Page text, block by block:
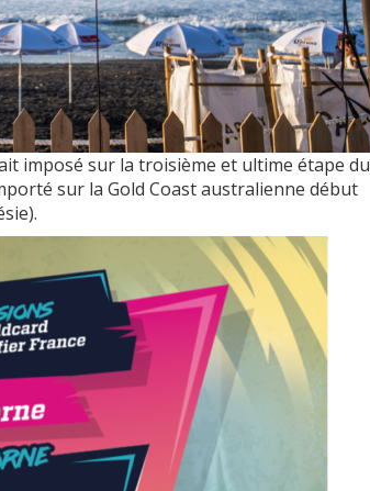
imposé sur la troisième et ultime étape du
sur la Gold Coast australienne début